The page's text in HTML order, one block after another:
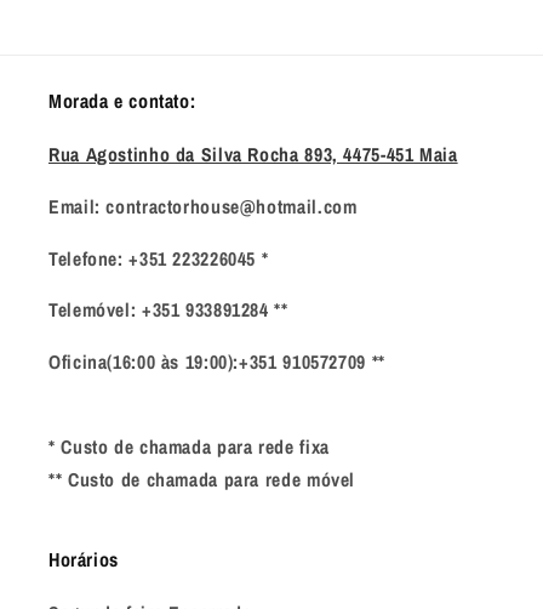
Morada e contato:
Rua Agostinho da Silva Rocha 893, 4475-451 Maia
Email: contractorhouse@hotmail.com
Telefone: +351 223226045 *
Telemóvel: +351 933891284 **
Oficina(16:00 às 19:00):+351 910572709 **
* Custo de chamada para rede fixa
** Custo de chamada para rede móvel
Horários